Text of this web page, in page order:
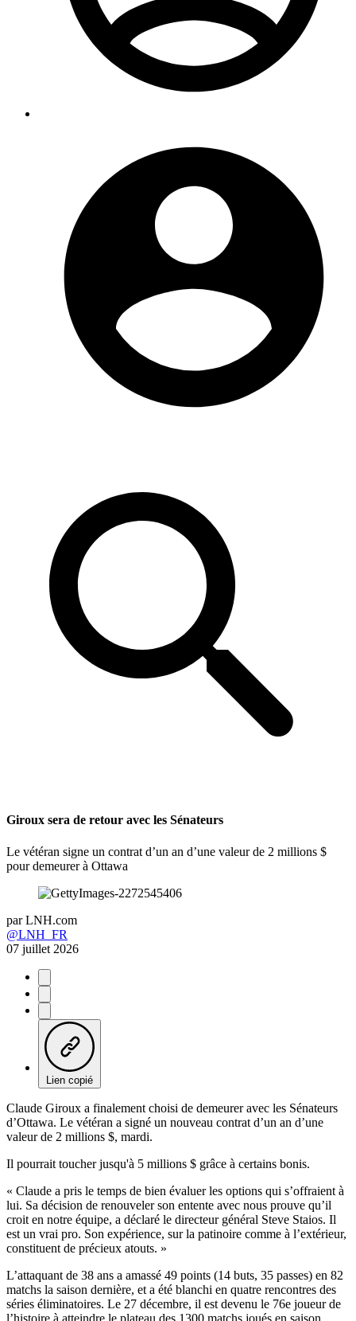
Giroux sera de retour avec les Sénateurs
Le vétéran signe un contrat d’un an d’une valeur de 2 millions $
pour demeurer à Ottawa
par LNH.com
@LNH_FR
07 juillet 2026
Lien copié
Claude Giroux a finalement choisi de demeurer avec les Sénateurs
d’Ottawa. Le vétéran a signé un nouveau contrat d’un an d’une
valeur de 2 millions $, mardi.
Il pourrait toucher jusqu'à 5 millions $ grâce à certains bonis.
« Claude a pris le temps de bien évaluer les options qui s’offraient à
lui. Sa décision de renouveler son entente avec nous prouve qu’il
croit en notre équipe, a déclaré le directeur général Steve Staios. Il
est un vrai pro. Son expérience, sur la patinoire comme à l’extérieur,
constituent de précieux atouts. »
L’attaquant de 38 ans a amassé 49 points (14 buts, 35 passes) en 82
matchs la saison dernière, et a été blanchi en quatre rencontres des
séries éliminatoires. Le 27 décembre, il est devenu le 76e joueur de
l’histoire à atteindre le plateau des 1300 matchs joués en saison